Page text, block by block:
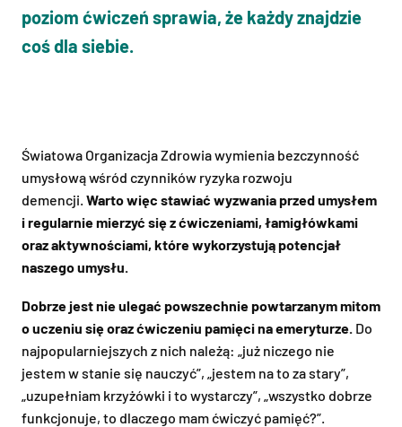
poziom ćwiczeń sprawia, że każdy znajdzie
coś dla siebie.
Światowa Organizacja Zdrowia wymienia bezczynność
umysłową wśród czynników ryzyka rozwoju
demencji. Warto więc stawiać wyzwania przed umysłem
i regularnie mierzyć się z ćwiczeniami, łamigłówkami
oraz aktywnościami, które wykorzystują potencjał
naszego umysłu.
Dobrze jest nie ulegać powszechnie powtarzanym mitom
o uczeniu się oraz ćwiczeniu pamięci na emeryturze. Do
najpopularniejszych z nich należą: „już niczego nie
jestem w stanie się nauczyć”, „jestem na to za stary”,
„uzupełniam krzyżówki i to wystarczy”, „wszystko dobrze
funkcjonuje, to dlaczego mam ćwiczyć pamięć?”.